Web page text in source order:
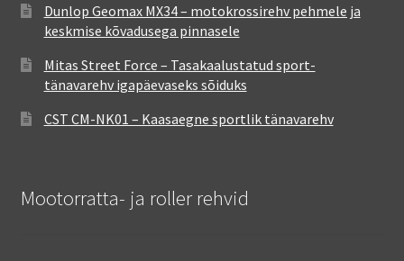
Dunlop Geomax MX34 – motokrossirehv pehmele ja
keskmise kõvadusega pinnasele
Mitas Street Force – Tasakaalustatud sport-
tänavarehv igapäevaseks sõiduks
CST CM-NK01 – Kaasaegne sportlik tänavarehv
Mootorratta- ja roller rehvid